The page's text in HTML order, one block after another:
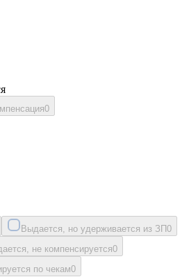
0
Выдается, но удерживается из ЗП0
не компенсируется0
по чекам0